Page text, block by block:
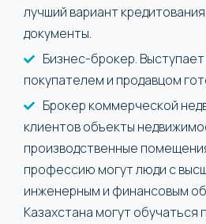
лучший вариант
документы.
Бизнес-брокер.
покупателем и продавцом
Брокер коммерческой
клиентов объекты
производственные
профессию могут люди с
инженерным и финансовым
Казахстана могут обучаться